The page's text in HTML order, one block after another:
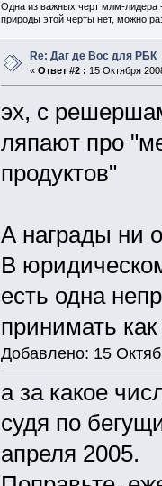
Одна из важных черт млм-лидера
природы этой черты нет, можно
Re: Даг де Вос для РБК
« Ответ #2 : 15 Октября
эх, с
ляпают про
продуктов"
А награды ни
В
есть одна
принимать
Добавлено: 15
а за какое
судя по
апреля 2005.